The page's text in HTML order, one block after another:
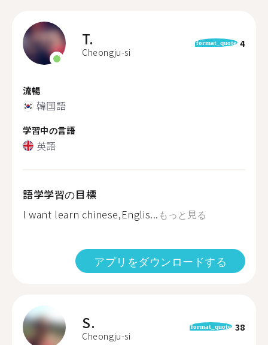
T.
Cheongju-si
format_quote 4
流暢
韓国語
学習中の言語
英語
語学学習の目標
I want learn chinese,Englis... もっと見る
アプリをダウンロードする
S.
Cheongju-si
format_quote 38